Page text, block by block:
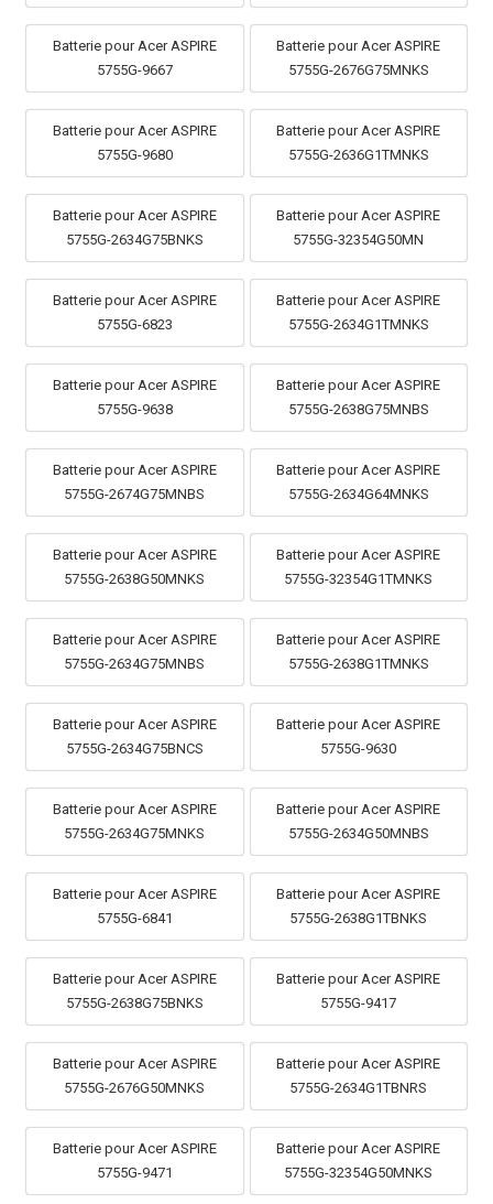
Batterie pour Acer ASPIRE
5755G-9667
Batterie pour Acer ASPIRE
5755G-2676G75MNKS
Batterie pour Acer ASPIRE
5755G-9680
Batterie pour Acer ASPIRE
5755G-2636G1TMNKS
Batterie pour Acer ASPIRE
5755G-2634G75BNKS
Batterie pour Acer ASPIRE
5755G-32354G50MN
Batterie pour Acer ASPIRE
5755G-6823
Batterie pour Acer ASPIRE
5755G-2634G1TMNKS
Batterie pour Acer ASPIRE
5755G-9638
Batterie pour Acer ASPIRE
5755G-2638G75MNBS
Batterie pour Acer ASPIRE
5755G-2674G75MNBS
Batterie pour Acer ASPIRE
5755G-2634G64MNKS
Batterie pour Acer ASPIRE
5755G-2638G50MNKS
Batterie pour Acer ASPIRE
5755G-32354G1TMNKS
Batterie pour Acer ASPIRE
5755G-2634G75MNBS
Batterie pour Acer ASPIRE
5755G-2638G1TMNKS
Batterie pour Acer ASPIRE
5755G-2634G75BNCS
Batterie pour Acer ASPIRE
5755G-9630
Batterie pour Acer ASPIRE
5755G-2634G75MNKS
Batterie pour Acer ASPIRE
5755G-2634G50MNBS
Batterie pour Acer ASPIRE
5755G-6841
Batterie pour Acer ASPIRE
5755G-2638G1TBNKS
Batterie pour Acer ASPIRE
5755G-2638G75BNKS
Batterie pour Acer ASPIRE
5755G-9417
Batterie pour Acer ASPIRE
5755G-2676G50MNKS
Batterie pour Acer ASPIRE
5755G-2634G1TBNRS
Batterie pour Acer ASPIRE
5755G-9471
Batterie pour Acer ASPIRE
5755G-32354G50MNKS